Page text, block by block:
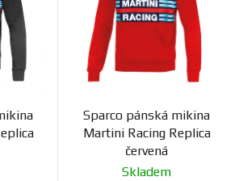
Sparco pánská mikina
Martini Racing Replica
červená
Skladem